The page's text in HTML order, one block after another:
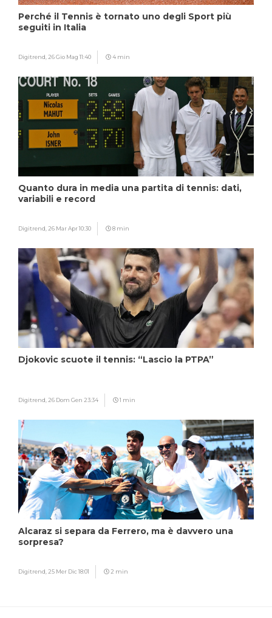
Perché il Tennis è tornato uno degli Sport più
seguiti in Italia
Digitrend, 26 Gio Mag 11:40 4 min
Quanto dura in media una partita di tennis: dati,
variabili e record
Digitrend, 26 Mar Apr 10:30 8 min
Djokovic scuote il tennis: “Lascio la PTPA”
Digitrend, 26 Dom Gen 23:34 1 min
Alcaraz si separa da Ferrero, ma è davvero una
sorpresa?
Digitrend, 25 Mer Dic 18:01 2 min